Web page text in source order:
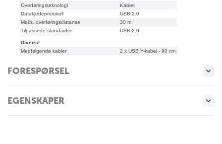
Overføringsteknologi
Kablet
Datakjedeprotokoll
USB 2.0
Maks. overføringsdistanse
30 m
Tilpassede standarder
USB 2.0
Diverse
Medfølgende kabler
2 x USB Y-kabel - 90 cm
FORESPØRSEL
EGENSKAPER